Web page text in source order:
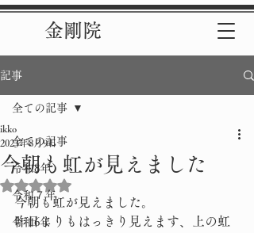
金剛院
記事
全ての記事
令和8年
令和７年
令和6年
全ての記事
今朝も虹が見えました
ikko
2023年8月9日
5つ星のうちNaNと評価されています。
今朝も虹が見えました。
昨日よりもはっきり見えます、上の虹